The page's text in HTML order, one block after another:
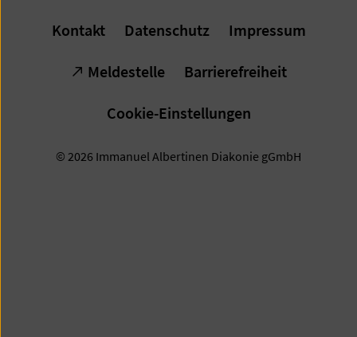
Kontakt Datenschutz Impressum
Meldestelle Barrierefreiheit
Cookie-Einstellungen
© 2026 Immanuel Albertinen Diakonie gGmbH